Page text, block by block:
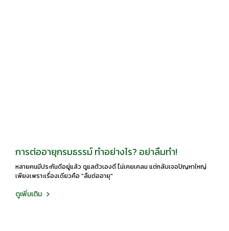
การต่ออายุกรมธรรม์ ทำอย่างไร? อย่าลืมทำ!
หลายคนมีประกันดีอยู่แล้ว ดูแลตัวเองดี ไม่เคยเคลม แต่กลับเจอปัญหาใหญ่
เพียงเพราะเรื่องเดียวคือ "ลืมต่ออายุ"
ดูเพิ่มเติม